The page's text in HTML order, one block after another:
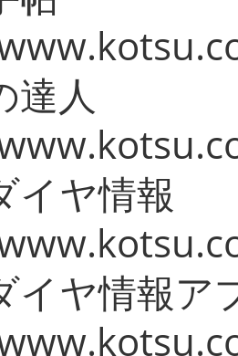
達人
イヤ情報
イヤ情報ア